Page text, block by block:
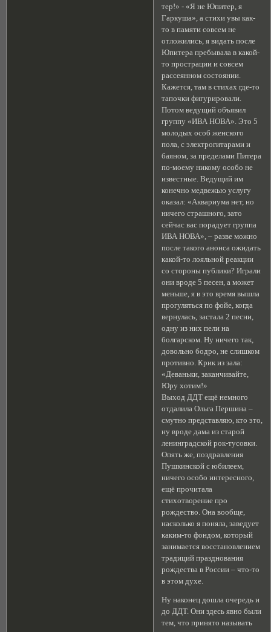
тер!» - «Я не Юпитер, я
Гаркуша», а стихи увы как-
то в памяти совсем не
отложились, я видать после
Юпитера пребывала в какой-
то прострации и совсем
рассеянном состоянии.
Кажется, там в стихах где-то
тапочки фигурировали.
Потом ведущий объявил
группу «ИВА НОВА». Это 5
молодых особ женского
пола, с электрогитарами и
баяном, за пределами Питера
по-моему никому особо не
известные. Ведущий им
конечно медвежью услугу
оказал: «Аквариума нет, но
ничего страшного, зато
сейчас вас порадует группа
ИВА НОВА», – разве можно
после такого анонса ожидать
какой-то лояльной реакции
со стороны публики? Играли
они вроде 5 песен, а может
меньше, я в это время вышла
прогуляться по фойе, когда
вернулась, застала 2 песни,
одну из них пели на
болгарском. Ну ничего так,
довольно бодро, не слишком
противно. Крик из зала:
«Деваньки, заканчивайте,
Юру хотим!»
Выход ДДТ ещё немного
отдалила Ольга Першина –
смутно представляю, кто это,
ну вроде дама из старой
ленинградской рок-тусовки.
Опять же, поздравления
Пушкинской с юбилеем,
ничего особо интересного,
ещё прочитала
стихотворение про
рождество. Она вообще,
насколько я поняла, заведует
каким-то фондом, который
занимается восстановлением
традиций празднования
рождества в России – что-то
в этом духе.
Ну наконец дошла очередь и
до ДДТ. Они здесь явно были
тем, что принято называть